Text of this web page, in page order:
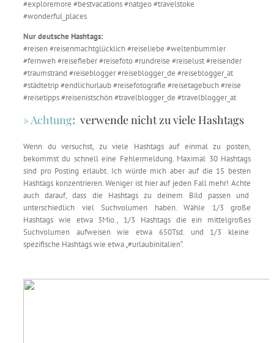
#exploremore #bestvacations #natgeo #travelstoke
#wonderful_places
Nur deutsche Hashtags:
#reisen #reisenmachtglücklich #reiseliebe #weltenbummler
#fernweh #reisefieber #reisefoto #rundreise #reiselust #reisender
#traumstrand #reiseblogger #reiseblogger_de #reiseblogger_at
#städtetrip #endlichurlaub #reisefotografie #reisetagebuch #reise
#reisetipps #reisenistschön #travelblogger_de #travelblogger_at
» Achtung: verwende nicht zu viele Hashtags
Wenn du versuchst, zu viele Hashtags auf einmal zu posten,
bekommst du schnell eine Fehlermeldung. Maximal 30 Hashtags
sind pro Posting erlaubt. Ich würde mich aber auf die 15 besten
Hashtags konzentrieren. Weniger ist hier auf jeden Fall mehr! Achte
auch darauf, dass die Hashtags zu deinem Bild passen und
unterschiedlich viel Suchvolumen haben. Wähle 1/3 große
Hashtags wie etwa 3Mio., 1/3 Hashtags die ein mittelgroßes
Suchvolumen aufweisen wie etwa 650Tsd. und 1/3 kleine
spezifische Hashtags wie etwa „#urlaubinitalien“.